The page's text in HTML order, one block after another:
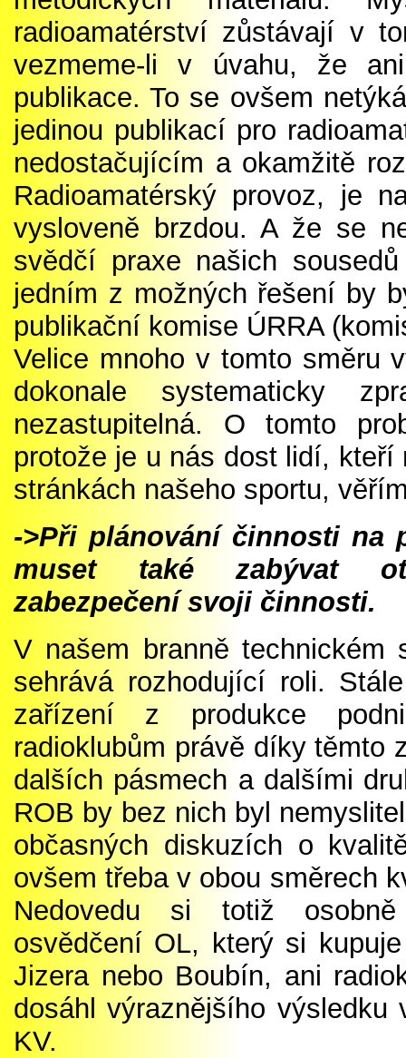
radioamatérství zůstávají v
vezmeme-li v úvahu, že
publikace. To se ovšem
jedinou publikací pro
nedostačujícím a okamžitě
Radioamatérský provoz, je
vysloveně brzdou. A že se
svědčí praxe našich
jedním z možných řešení by
publikační komise ÚRRA
Velice mnoho v tomto směru
dokonale systematicky
nezastupitelná. O tomto
protože je u nás dost lidí,
stránkách našeho sportu,
->Při plánování činnosti na
muset také zabývat
zabezpečení svoji činnosti.
V našem branně technickém
sehrává rozhodující roli.
zařízení z produkce
radioklubům právě díky těmto
dalších pásmech a dalšími
ROB by bez nich byl
občasných diskuzích o
ovšem třeba v obou směrech
Nedovedu si totiž osobně
osvědčení OL, který si
Jizera nebo Boubín, ani
dosáhl výraznějšího výsledku
KV.